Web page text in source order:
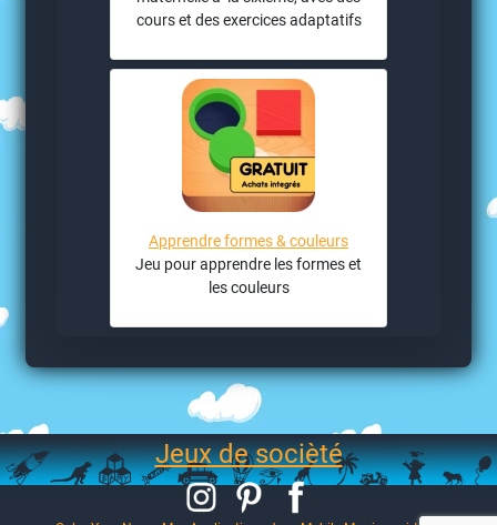
cours et des exercices adaptatifs
Apprendre formes & couleurs
Jeu pour apprendre les formes et
les couleurs
Jeux de socièté